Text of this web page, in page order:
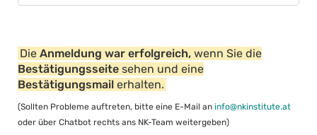
Die Anmeldung war erfolgreich, wenn Sie die
Bestätigungsseite sehen und eine
Bestätigungsmail erhalten.
(Sollten Probleme auftreten, bitte eine E-Mail an info@nkinstitute.at
oder über Chatbot rechts ans NK-Team weitergeben)